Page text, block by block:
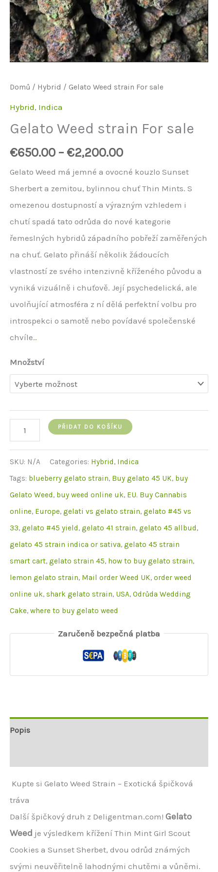
Domů / Hybrid / Gelato Weed strain For sale
Hybrid, Indica
Gelato Weed strain For sale
€650.00 – €2,200.00
Gelato Weed má jemné a ovocné kouzlo Sunset
Sherbert a zemitou, bylinnou chuť Thin Mints. S
omezenou dostupností a výrazným vzhledem i
chutí spadá tato odrůda do nové kategorie
řemeslných hybridů západního pobřeží zaměřených
na chuť. Gelato přináší několik žádoucích
vlastností ze svého intenzivně kříženého původu a
vyniká vizuálně i chuťově. Její psychedelická, ale
uvolňující atmosféra z ní dělá perfektní volbu pro
introspekci o samotě nebo povídavé společenské
chvíle..
Množství
Gelato
Weed
strain
For
sale
množství
PŘIDAT DO KOŠÍKU
SKU: N/A Categories: Hybrid , Indica
Tags: blueberry gelato strain, Buy gelato 45 UK, buy
Gelato Weed , buy weed online uk, EU. Buy Cannabis
online, Europe, gelati vs gelato strain, gelato #45 vs
33, gelato #45 yield , gelato 41 strain, gelato 45 allbud ,
gelato 45 strain indica or sativa, gelato 45 strain
smart cart, gelato strain 45, how to buy gelato strain,
lemon gelato strain, Mail order Weed UK, order weed
online uk, shark gelato strain, USA, Odrůda Wedding
Cake, where to buy gelato weed
Zaručeně bezpečná platba
Popis
Kupte si Gelato Weed Strain – Exotická špičková
tráva
Další špičkový druh z Deligentman.com! Gelato
Weed je výsledkem křížení Thin Mint Girl Scout
Cookies a Sunset Sherbet, dvou odrůd známých
svými neuvěřitelně lahodnými chutěmi a vůněmi.